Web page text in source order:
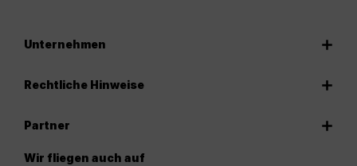
Unternehmen
Rechtliche Hinweise
Partner
Wir fliegen auch auf